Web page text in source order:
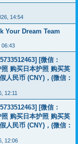
14:54
Your Dream Team
06:43
[微信：
购买日本护照 购买英
人民币 (CNY)，(微信：
12:11
[微信：
购买日本护照 购买英
人民币 (CNY)，(微信：
12:06